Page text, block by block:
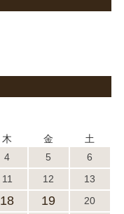
木 金 土
4 5
6
11 12
13
18 19
20